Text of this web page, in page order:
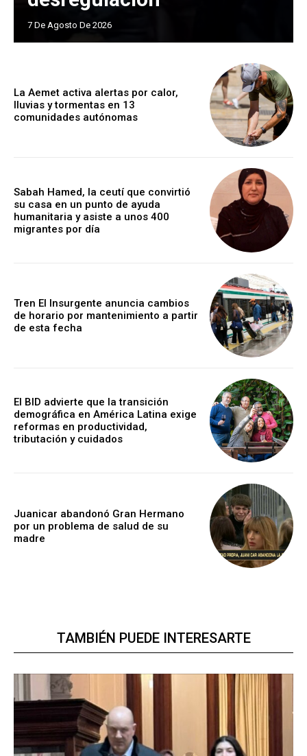
7 De Agosto De 2026
La Aemet activa alertas por calor,
lluvias y tormentas en 13
comunidades autónomas
Sabah Hamed, la ceutí que convirtió
su casa en un punto de ayuda
humanitaria y asiste a unos 400
migrantes por día
Tren El Insurgente anuncia cambios
de horario por mantenimiento a partir
de esta fecha
El BID advierte que la transición
demográfica en América Latina exige
reformas en productividad,
tributación y cuidados
Juanicar abandonó Gran Hermano
por un problema de salud de su
madre
TAMBIÉN PUEDE INTERESARTE